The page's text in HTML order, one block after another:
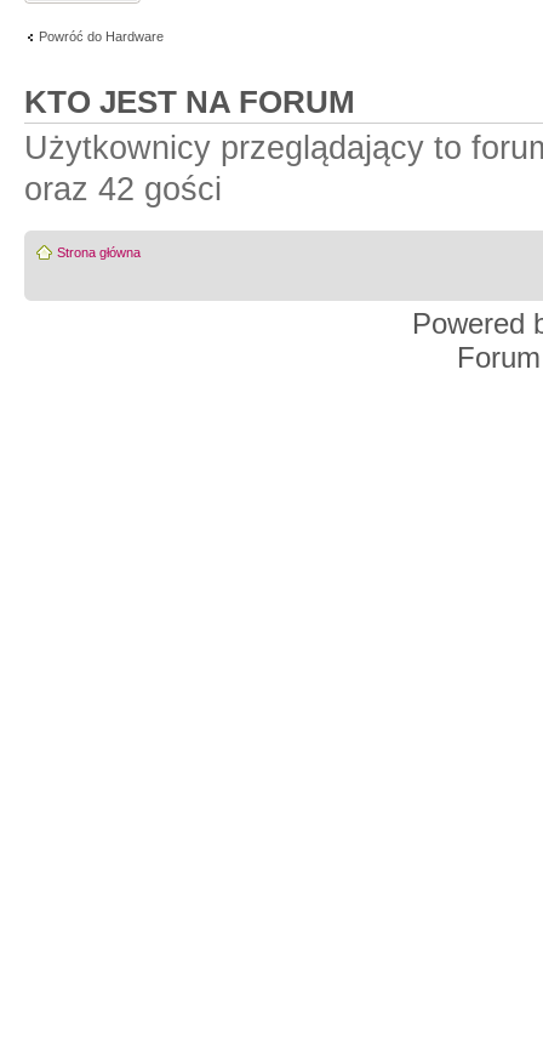
Powróć do Hardware
KTO JEST NA FORUM
Użytkownicy przeglądający to
oraz 42 gości
Strona główna
Powered